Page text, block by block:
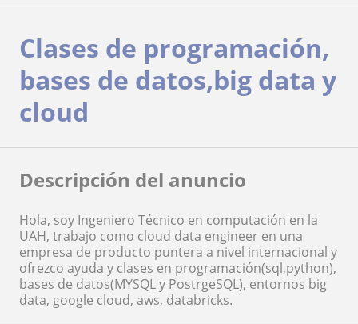
Clases de programación,
bases de datos,big data y
cloud
Descripción del anuncio
Hola, soy Ingeniero Técnico en computación en la
UAH, trabajo como cloud data engineer en una
empresa de producto puntera a nivel internacional y
ofrezco ayuda y clases en programación(sql,python),
bases de datos(MYSQL y PostrgeSQL), entornos big
data, google cloud, aws, databricks.